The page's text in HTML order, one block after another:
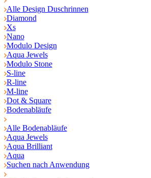
Alle Design Duschrinnen
Diamond
Xs
Nano
Modulo Design
Aqua Jewels
Modulo Stone
S-line
R-line
M-line
Dot & Square
Bodenabläufe
Alle Bodenabläufe
Aqua Jewels
Aqua Brilliant
Aqua
Suchen nach Anwendung